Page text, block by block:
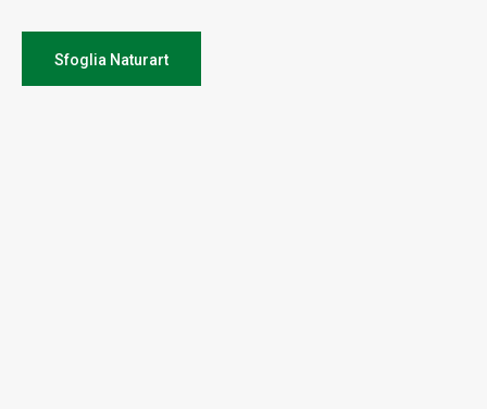
Sfoglia Naturart